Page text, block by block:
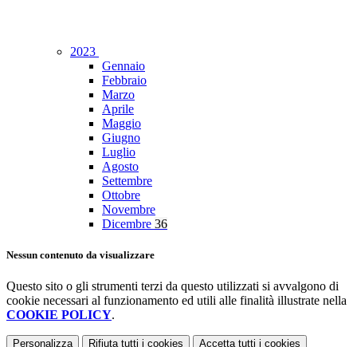
2023
Gennaio
Febbraio
Marzo
Aprile
Maggio
Giugno
Luglio
Agosto
Settembre
Ottobre
Novembre
Dicembre 36
Nessun contenuto da visualizzare
Questo sito o gli strumenti terzi da questo utilizzati si avvalgono di
cookie necessari al funzionamento ed utili alle finalità illustrate nella
COOKIE POLICY.
Personalizza Rifiuta tutti i cookies Accetta tutti i cookies